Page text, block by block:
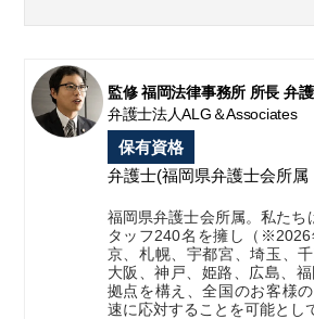
監修 福岡法律事務所 所長 弁
弁護士法人ALG＆Associates
保有資格
弁護士(福岡県弁護士会所属
福岡県弁護士会所属。私たち
タッフ240名を擁し（
京、札幌、宇都宮、埼玉、
大阪、神戸、姫路、広島、
拠点を構え、全国のお客様
速に応対することを可能とし